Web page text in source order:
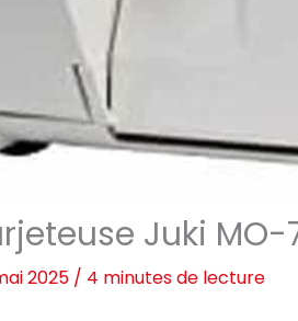
Juki MO-
2025 / 4 minutes de lecture